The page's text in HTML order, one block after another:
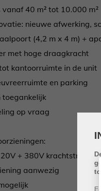
40 m² tot 10.000 m²
nieuwe afwerking,
(4,2 m x 4 m) +
met hoge draagkracht
kantoorruimte in de unit
en parking
op vraag
+ 380V krachtstroom
aanwezig